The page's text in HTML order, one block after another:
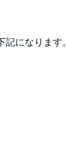
になります。